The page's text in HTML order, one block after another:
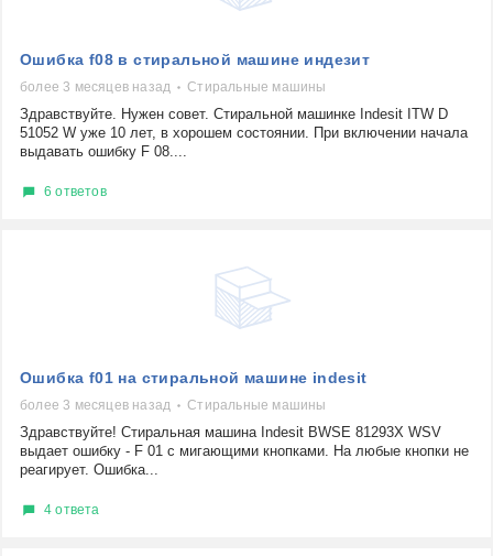
Ошибка f08 в стиральной машине индезит
более 3 месяцев назад Стиральные машины
Здравствуйте. Нужен совет. Стиральной машинке Indesit ITW D
51052 W уже 10 лет, в хорошем состоянии. При включении начала
выдавать ошибку F 08....
6 ответов
Ошибка f01 на стиральной машине indesit
более 3 месяцев назад Стиральные машины
Здравствуйте! Стиральная машина Indesit BWSE 81293X WSV
выдает ошибку - F 01 с мигающими кнопками. На любые кнопки не
реагирует. Ошибка...
4 ответа